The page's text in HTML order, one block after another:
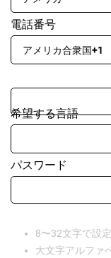
電話番号
希望する言語
パスワード
8〜32文字で設
大文字アルファ